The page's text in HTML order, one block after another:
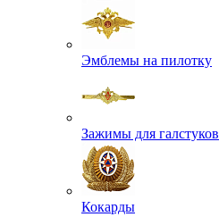
Эмблемы на пилотку
Зажимы для галстуков
Кокарды